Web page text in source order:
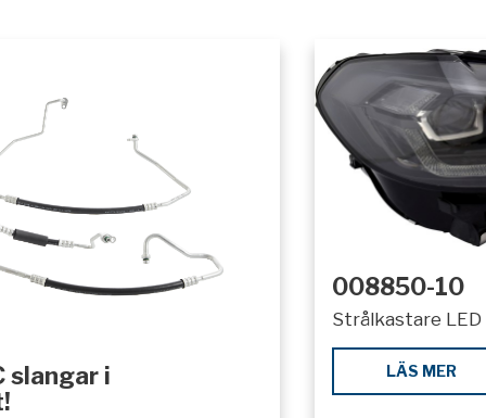
slangar i
008850-10
Strålkastare LED
LÄS MER